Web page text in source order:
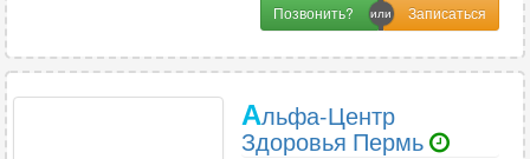
Позвонить?
Альфа-Центр
Здоровья Пермь